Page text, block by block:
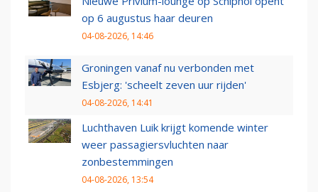
op 6 augustus haar deuren
04-08-2026, 14:46
Groningen vanaf nu verbonden met
Esbjerg: 'scheelt zeven uur rijden'
04-08-2026, 14:41
Luchthaven Luik krijgt komende winter
weer passagiersvluchten naar
zonbestemmingen
04-08-2026, 13:54